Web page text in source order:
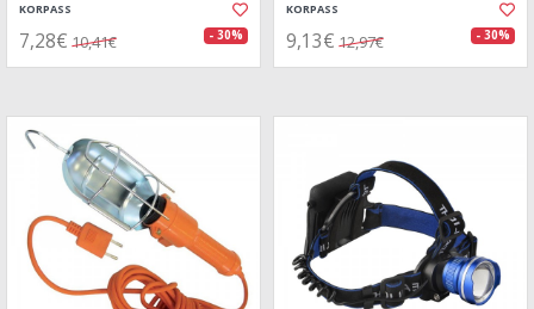
KORPASS
7,28€ 10,41€ - 30%
KORPASS
9,13€ 12,97€ - 30%